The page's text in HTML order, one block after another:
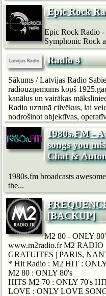
Epic Rock
Epic Rock Radio
Symphonic Rock
Radio 4
Sākums / Latvijas Radio
radiouzņēmums kopš
kanālus un vairākas
Radio uzrunā cilvēkus, lai
nodrošinot objektīvas,
1980s.FM -
songs you
Chat &
1980s.fm broadcasts
the...
[BACKUP]
M2 80 - ONLY
www.m2radio.fr M2
GRATUITES | PARIS,
* Hit Radio : M2 HIT :
M2 80 : ONLY 80's
HITS M2 70 : ONLY 70's
LOVE : ONLY LOVE